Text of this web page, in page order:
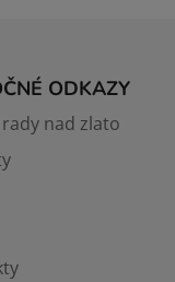
ODKAZY
nad zlato